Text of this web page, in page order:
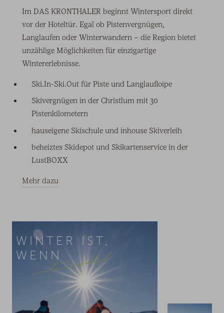
Im DAS KRONTHALER beginnt Wintersport direkt
vor der Hoteltür. Egal ob Pistenvergnügen,
Langlaufen oder Winterwandern – die Region bietet
unzählige Möglichkeiten für einzigartige
Wintererlebnisse.
Ski.In-Ski.Out für Piste und Langlaufloipe
Skivergnügen in der Christlum mit 30
Pistenkilometern
hauseigene Skischule und inhouse Skiverleih
beheiztes Skidepot und Skikartenservice in der
LustBOXX
Mehr dazu
WINTER IST,
WENN
winter wonderland